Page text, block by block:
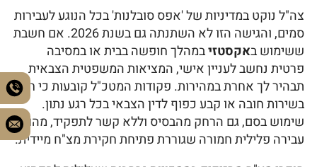
צה"ל נוקט במדיניות של 'אפס סובלנות' בכל הנוגע לעבירות
סמים, והגישה הזו לא השתנתה גם בשנת 2026. אם חשבת
ששימוש באקסטזיבמהלך חופשה בבית או במסיבה
פרטית נחשב לעניין אישי, המציאות המשפטית הצבאית
תבהיר לך אחרת במהירות. פקודות המטכ"ל קובעות כי חייל
בשירות חובה או קבע כפוף לדין הצבאי בכל רגע נתון.
שימוש בסם, גם הרחק מהבסיס וללא קשר לתפקיד, מהווה
עבירה פלילית חמורה שגוררת פתיחת חקירת מצ"ח מיידית.